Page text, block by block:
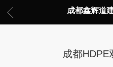
成都鑫辉道
成都HDPE